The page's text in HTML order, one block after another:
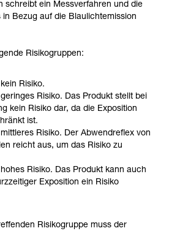
schreibt ein Messverfahren und die
in Bezug auf die Blaulichtemission
Risikogruppen:
Risiko.
Risiko. Das Produkt stellt bei
kein Risiko dar, da die Exposition
ist.
Risiko. Der Abwendreflex von
reicht aus, um das Risiko zu
Risiko. Das Produkt kann auch
Exposition ein Risiko
Risikogruppe muss der